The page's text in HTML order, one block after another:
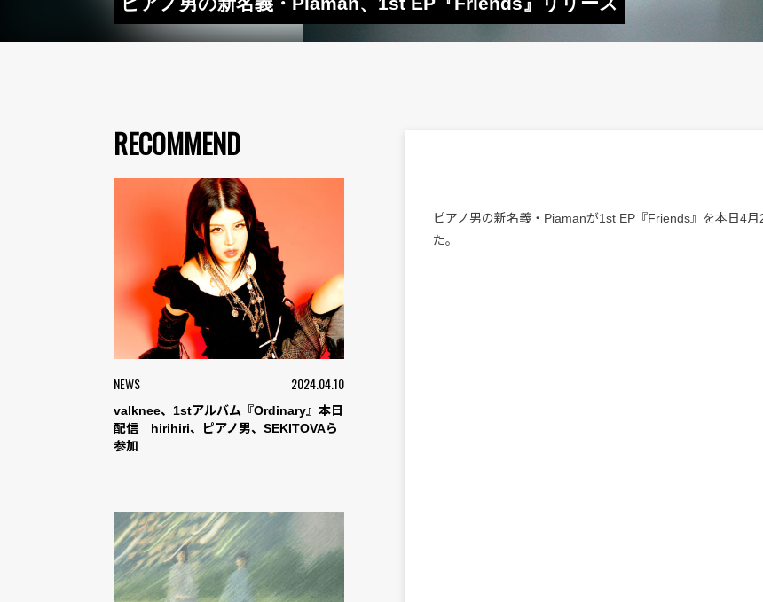
RECOMMEND
NEWS 2024.04.10
valknee、1stアルバム『Ordinary』本日
配信 hirihiri、ピアノ男、SEKITOVAら
参加
ピアノ男の新名義・Piamanが1st EP『Friends』を本日4
た。